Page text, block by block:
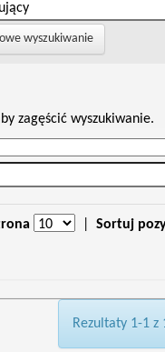
wyszukiwanie
zagęścić wyszukiwanie.
Sortuj
Rezultaty 1-1 z